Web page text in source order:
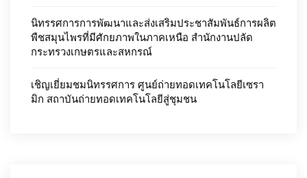
นิทรรศการการพัฒนาและส่งเสริมประชาสัมพันธ์การผลิต
พืชสมุนไพรที่มีศักยภาพในภาคเหนือ สำนักงานปลัด
กระทรวงเกษตรและสหกรณ์
เชิญเยี่ยมชมนิทรรศการ ศูนย์ถ่ายทอดเทคโนโลยีเซรา
มิก สถาบันถ่ายทอดเทคโนโลยีสู่ชุมชน